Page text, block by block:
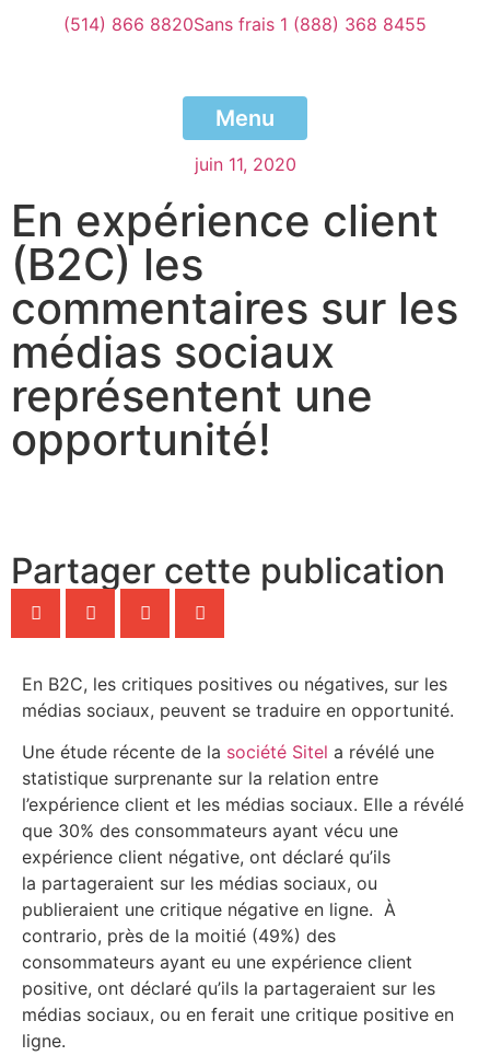
(514) 866 8820Sans frais 1 (888) 368 8455
Menu
juin 11, 2020
En expérience client
(B2C) les
commentaires sur les
médias sociaux
représentent une
opportunité!
Partager cette publication
En B2C, les critiques positives ou négatives, sur les
médias sociaux, peuvent se traduire en opportunité.
Une étude récente de la société Sitel a révélé une
statistique surprenante sur la relation entre
l’expérience client et les médias sociaux. Elle a révélé
que 30% des consommateurs ayant vécu une
expérience client négative, ont déclaré qu’ils
la partageraient sur les médias sociaux, ou
publieraient une critique négative en ligne. À
contrario, près de la moitié (49%) des
consommateurs ayant eu une expérience client
positive, ont déclaré qu’ils la partageraient sur les
médias sociaux, ou en ferait une critique positive en
ligne.